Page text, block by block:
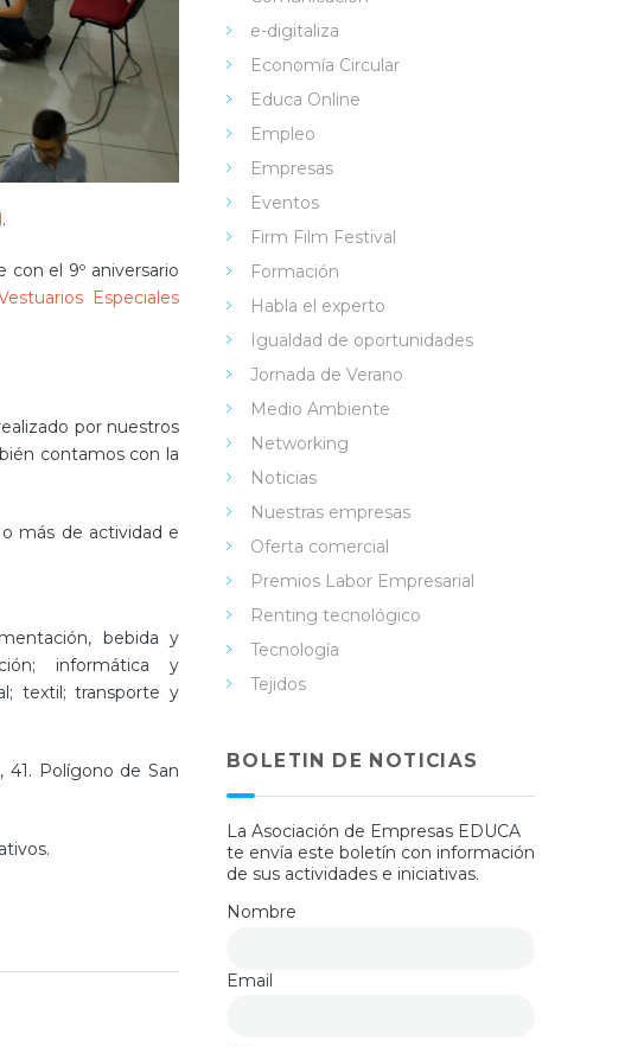
.
el 9º aniversario
Especiales
por nuestros
contamos con la
más de actividad e
bebida y
informática y
textil; transporte y
41. Polígono de San
e-digitaliza
Economía Circular
Educa Online
Empleo
Empresas
Eventos
Firm Film Festival
Formación
Habla el experto
Igualdad de oportunidades
Jornada de Verano
Medio Ambiente
Networking
Noticias
Nuestras empresas
Oferta comercial
Premios Labor Empresarial
Renting tecnológico
Tecnología
Tejidos
BOLETIN DE NOTICIAS
La Asociación de Empresas EDUCA
te envía este boletín con información
de sus actividades e iniciativas.
Nombre
Email